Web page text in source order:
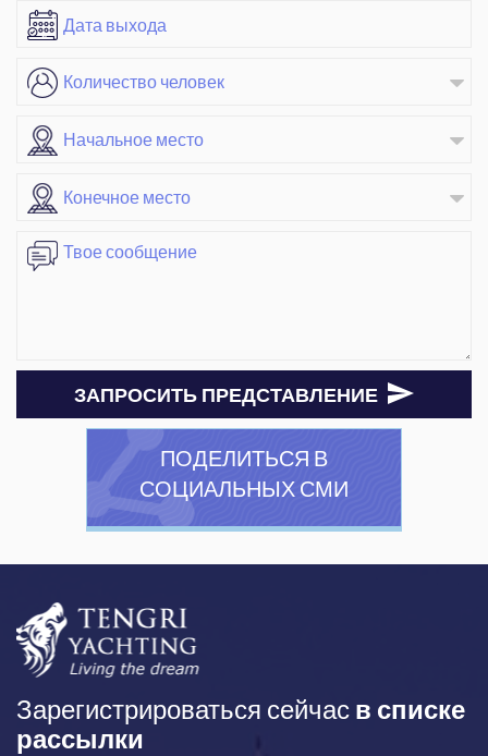
ЗАПРОСИТЬ ПРЕДСТАВЛЕНИЕ
ПОДЕЛИТЬСЯ В
СОЦИАЛЬНЫХ СМИ
Зарегистрироваться сейчас в списке
рассылки